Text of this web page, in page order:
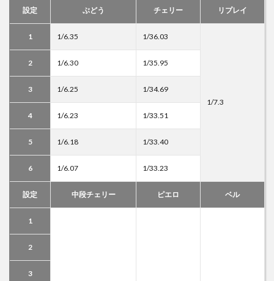
設定 ぶどう チェリー リプレイ
1 1/6.35 1/36.03
1/7.3
2 1/6.30 1/35.95
3 1/6.25 1/34.69
4 1/6.23 1/33.51
5 1/6.18 1/33.40
6 1/6.07 1/33.23
設定 中段チェリー ピエロ ベル
1
2
3